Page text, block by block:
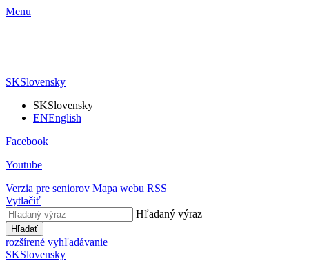
Menu
SKSlovensky
SKSlovensky
ENEnglish
Facebook
Youtube
Verzia pre seniorov Mapa webu RSS
Vytlačiť
Hľadaný výraz
Hľadať
rozšírené vyhľadávanie
SKSlovensky